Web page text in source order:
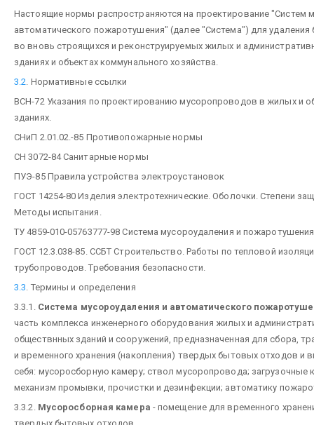
Настоящие нормы распространяются на проектирование "Систем
автоматического пожаротушения" (далее "Система") для
во вновь строящихся и реконструируемых жилых и
зданиях и объектах коммунального хозяйства.
3.2 . Нормативные ссылки
ВСН-72 Указания по проектированию мусоропроводов в жилых и
зданиях.
СНиП 2.01.02.-85 Противопожарные нормы
СН 3072-84 Санитарные нормы
ПУЭ-85 Правила устройства электроустановок
ГОСТ 14254-80 Изделия электротехнические. Оболочки. Степени
Методы испытания.
ТУ 4859-010-05763777-98 Система мусороудаления и
ГОСТ 12.3.038-85. ССБТ Строительство. Работы по тепловой
трубопроводов. Требования безопасности.
3.3 . Термины и определения
3.3.1. Система мусороудаления и автоматического
часть комплекса инженерного оборудования жилых и
обществнных зданий и сооружений, предназначенная для сбора,
и временного хранения (накопления) твердых бытовых отходов и
себя: мусоросборную камеру; ствол мусоропровода; загрузочные
механизм промывки, прочистки и дезинфекции; автоматику
3.3.2. Мусоросборная камера - помещение для временного
твердых бытовых отходов.